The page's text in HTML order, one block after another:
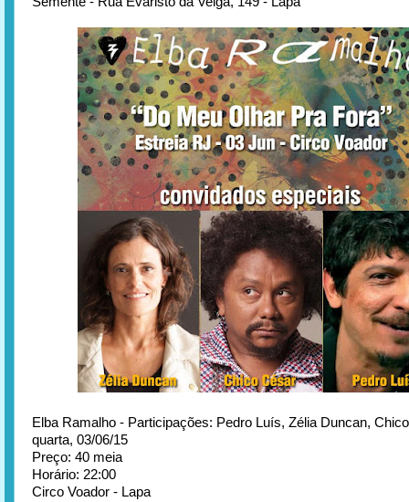
Elba Ramalho - Participações: Pedro Luís, Zélia Duncan,
quarta, 03/06/15
Preço: 40 meia
Horário: 22:00
Circo Voador - Lapa